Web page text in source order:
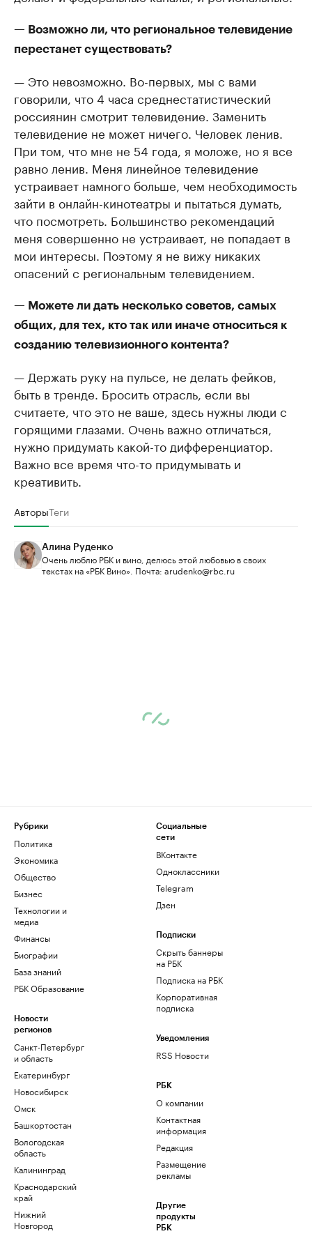
— Возможно ли, что региональное телевидение
перестанет существовать?
— Это невозможно. Во-первых, мы с вами
говорили, что 4 часа среднестатистический
россиянин смотрит телевидение. Заменить
телевидение не может ничего. Человек ленив.
При том, что мне не 54 года, я моложе, но я все
равно ленив. Меня линейное телевидение
устраивает намного больше, чем необходимость
зайти в онлайн-кинотеатры и пытаться думать,
что посмотреть. Большинство рекомендаций
меня совершенно не устраивает, не попадает в
мои интересы. Поэтому я не вижу никаких
опасений с региональным телевидением.
— Можете ли дать несколько советов, самых
общих, для тех, кто так или иначе относиться к
созданию телевизионного контента?
— Держать руку на пульсе, не делать фейков,
быть в тренде. Бросить отрасль, если вы
считаете, что это не ваше, здесь нужны люди с
горящими глазами. Очень важно отличаться,
нужно придумать какой-то дифференциатор.
Важно все время что-то придумывать и
креативить.
АвторыТеги
Алина Руденко
Очень люблю РБК и вино, делюсь этой любовью в своих
текстах на «РБК Вино». Почта: arudenko@rbc.ru
Рубрики
Политика
Экономика
Общество
Бизнес
Технологии и
медиа
Финансы
Биографии
База знаний
РБК Образование
Новости
регионов
Санкт-Петербург
и область
Екатеринбург
Новосибирск
Омск
Башкортостан
Вологодская
область
Калининград
Краснодарский
край
Нижний
Новгород
Социальные
сети
ВКонтакте
Одноклассники
Telegram
Дзен
Подписки
Скрыть баннеры
на РБК
Подписка на РБК
Корпоративная
подписка
Уведомления
RSS Новости
РБК
О компании
Контактная
информация
Редакция
Размещение
рекламы
Другие
продукты
РБК